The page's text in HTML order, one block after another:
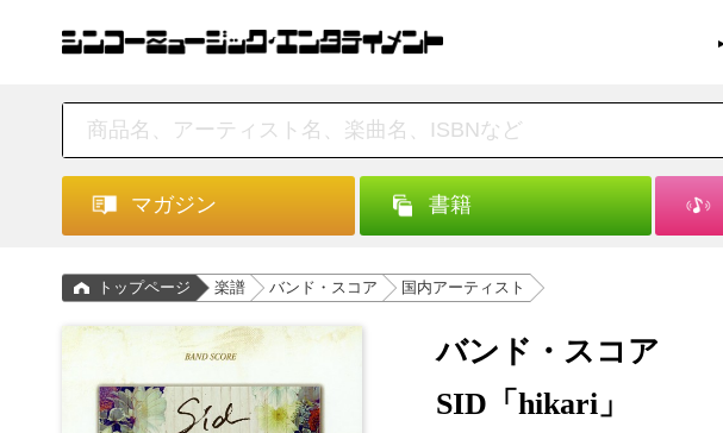
マガジン 書籍
トップページ 楽譜 バンド・スコア 国内アーティスト
バンド・スコア
SID「hikari」